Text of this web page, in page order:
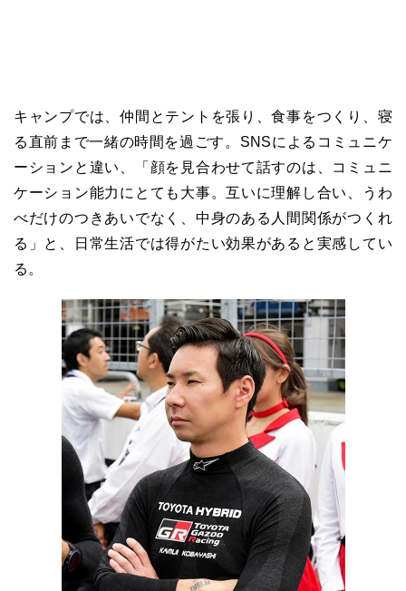
キャンプでは、仲間とテントを張り、食事をつくり、寝
る直前まで一緒の時間を過ごす。SNSによるコミュニケ
ーションと違い、「顔を見合わせて話すのは、コミュニ
ケーション能力にとても大事。互いに理解し合い、うわ
べだけのつきあいでなく、中身のある人間関係がつくれ
る」と、日常生活では得がたい効果があると実感してい
る。